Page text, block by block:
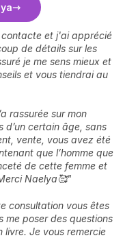
contacte et j'ai apprécié
de détails sur les
je me sens mieux et
et vous tiendrai au
rassurée sur mon
d’un certain âge, sans
vente, vous avez été
que l’homme que
de cette femme et
Naelya🥰"
consultation vous êtes
me poser des questions
livre. Je vous remercie